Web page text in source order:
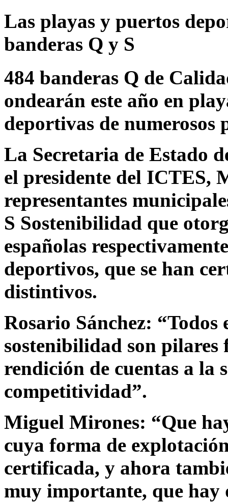
Las playas y puertos
banderas Q y S
484 banderas Q de
ondearán este año en
deportivas de
La Secretaria de Estado
el presidente del ICTES,
representantes
S Sostenibilidad que
españolas
deportivos, que se han
distintivos.
Rosario Sánchez: “Todos
sostenibilidad son
rendición de cuentas a la
competitividad”.
Miguel Mirones: “Que
cuya forma de
certificada, y ahora
muy importante, que hay